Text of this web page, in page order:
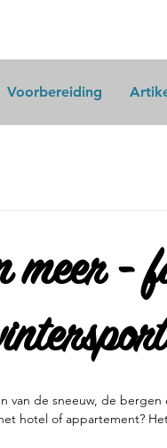
Voorbereiding
meer -
van de sneeuw, de bergen
hotel of appartement?